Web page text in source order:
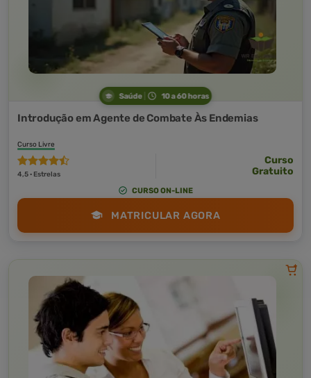
Saúde 10 a 60 horas
Introdução em Agente de Combate Às Endemias
Curso Livre
4,5 · Estrelas
Curso
Gratuito
CURSO ON-LINE
MATRICULAR AGORA